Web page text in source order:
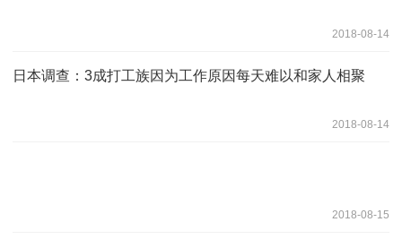
2018-08-14
日本调查：3成打工族因为工作原因每天难以和家人相聚
2018-08-14
2018-08-15